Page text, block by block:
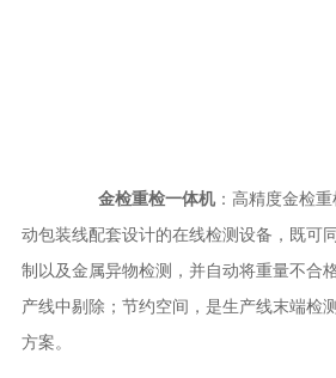
金检重检一体机：高精度金检
动包装线配套设计的在线检测设备，既可
制以及金属异物检测，并自动将重量不合
产线中剔除；节约空间，是生产线末端检
方案。